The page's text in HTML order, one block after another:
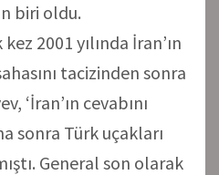
biri oldu.
2001 yılında İran’ın
tacizinden sonra
‘İran’ın cevabını
sonra Türk uçakları
General son olarak